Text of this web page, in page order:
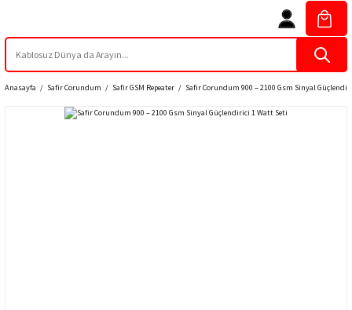
Anasayfa Safir Corundum Safir GSM Repeater Safir Corundum 900 – 2100 Gsm Sinyal